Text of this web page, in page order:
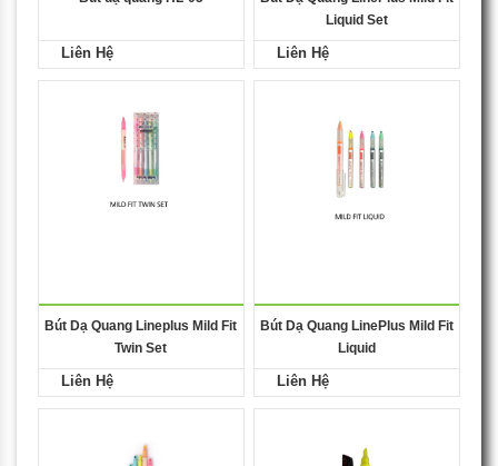
Liên Hệ
Liquid Set
Liên Hệ
Bút Dạ Quang Lineplus Mild Fit
Twin Set
Liên Hệ
Bút Dạ Quang LinePlus Mild Fit
Liquid
Liên Hệ